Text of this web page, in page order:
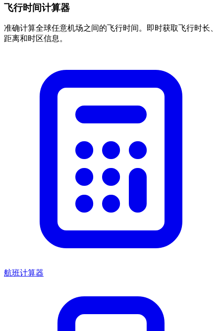
飞行时间计算器
准确计算全球任意机场之间的飞行时间。即时获取飞行时长、
距离和时区信息。
航班计算器